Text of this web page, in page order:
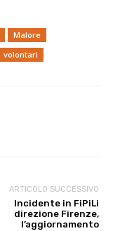
Malore
volontari
ARTICOLO SUCCESSIVO
Incidente in FiPiLi
direzione Firenze,
l’aggiornamento